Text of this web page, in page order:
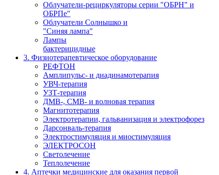
Облучатели-рециркуляторы серии "ОБРН" и
ОБРПе"
Облучатели Солнышко и
"Синяя лампа"
Лампы
бактерицидные
3. Физиотерапевтическое оборудование
РЕФТОН
Амплипульс- и диадинамотерапия
УВЧ-терапия
УЗТ-терапия
ДМВ-, СМВ- и волновая терапия
Магнитотерапия
Электротерапии, гальванизация и электрофорез
Дарсонваль-терапия
Электростимуляция и миостимуляция
ЭЛЕКТРОСОН
Светолечение
Теплолечение
4. Аптечки медицинские для оказания первой